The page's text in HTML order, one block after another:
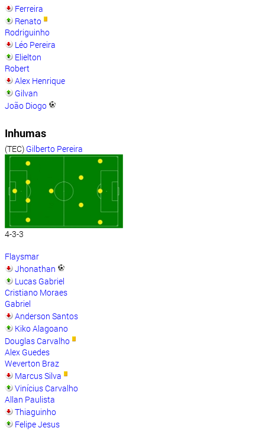
Ferreira
Renato
Rodriguinho
Léo Pereira
Elielton
Robert
Alex Henrique
Gilvan
João Diogo
Inhumas
(TEC) Gilberto Pereira
4-3-3
Flaysmar
Jhonathan
Lucas Gabriel
Cristiano Moraes
Gabriel
Anderson Santos
Kiko Alagoano
Douglas Carvalho
Alex Guedes
Weverton Braz
Marcus Silva
Vinícius Carvalho
Allan Paulista
Thiaguinho
Felipe Jesus